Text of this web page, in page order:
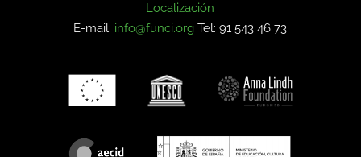
Localización
E-mail: info@funci.org Tel: 91 543 46 73